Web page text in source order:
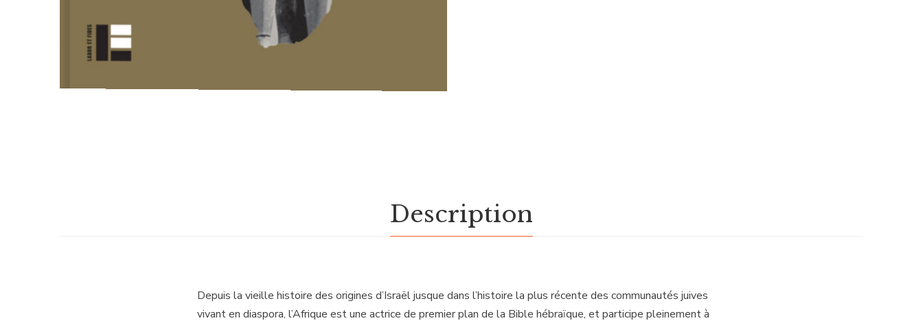
Description
Depuis la vieille histoire des origines d’Israël jusque dans l’histoire la plus récente des communautés juives
vivant en diaspora, l’Afrique est une actrice de premier plan de la Bible hébraïque, et participe pleinement à